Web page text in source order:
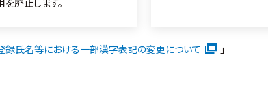
録氏名等における一部漢字表記の変更について 」